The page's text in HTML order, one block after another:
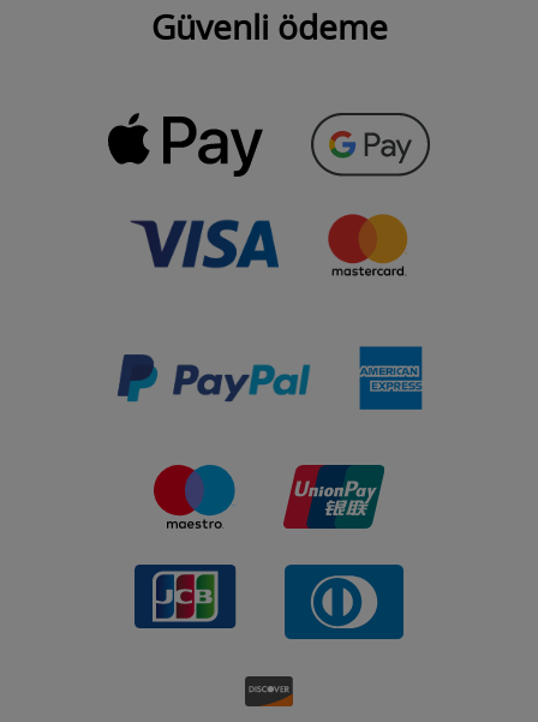
Güvenli ödeme